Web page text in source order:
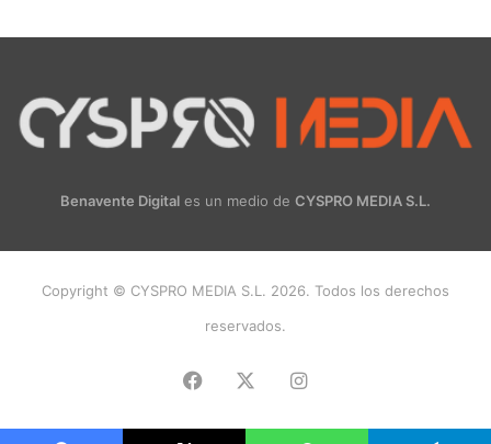
Benavente Digital es un medio de CYSPRO MEDIA S.L.
Copyright © CYSPRO MEDIA S.L. 2026. Todos los derechos
reservados.
Facebook Instagram